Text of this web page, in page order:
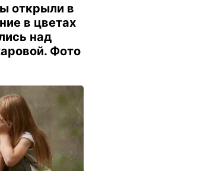
открыли в
в цветах
над
Фото